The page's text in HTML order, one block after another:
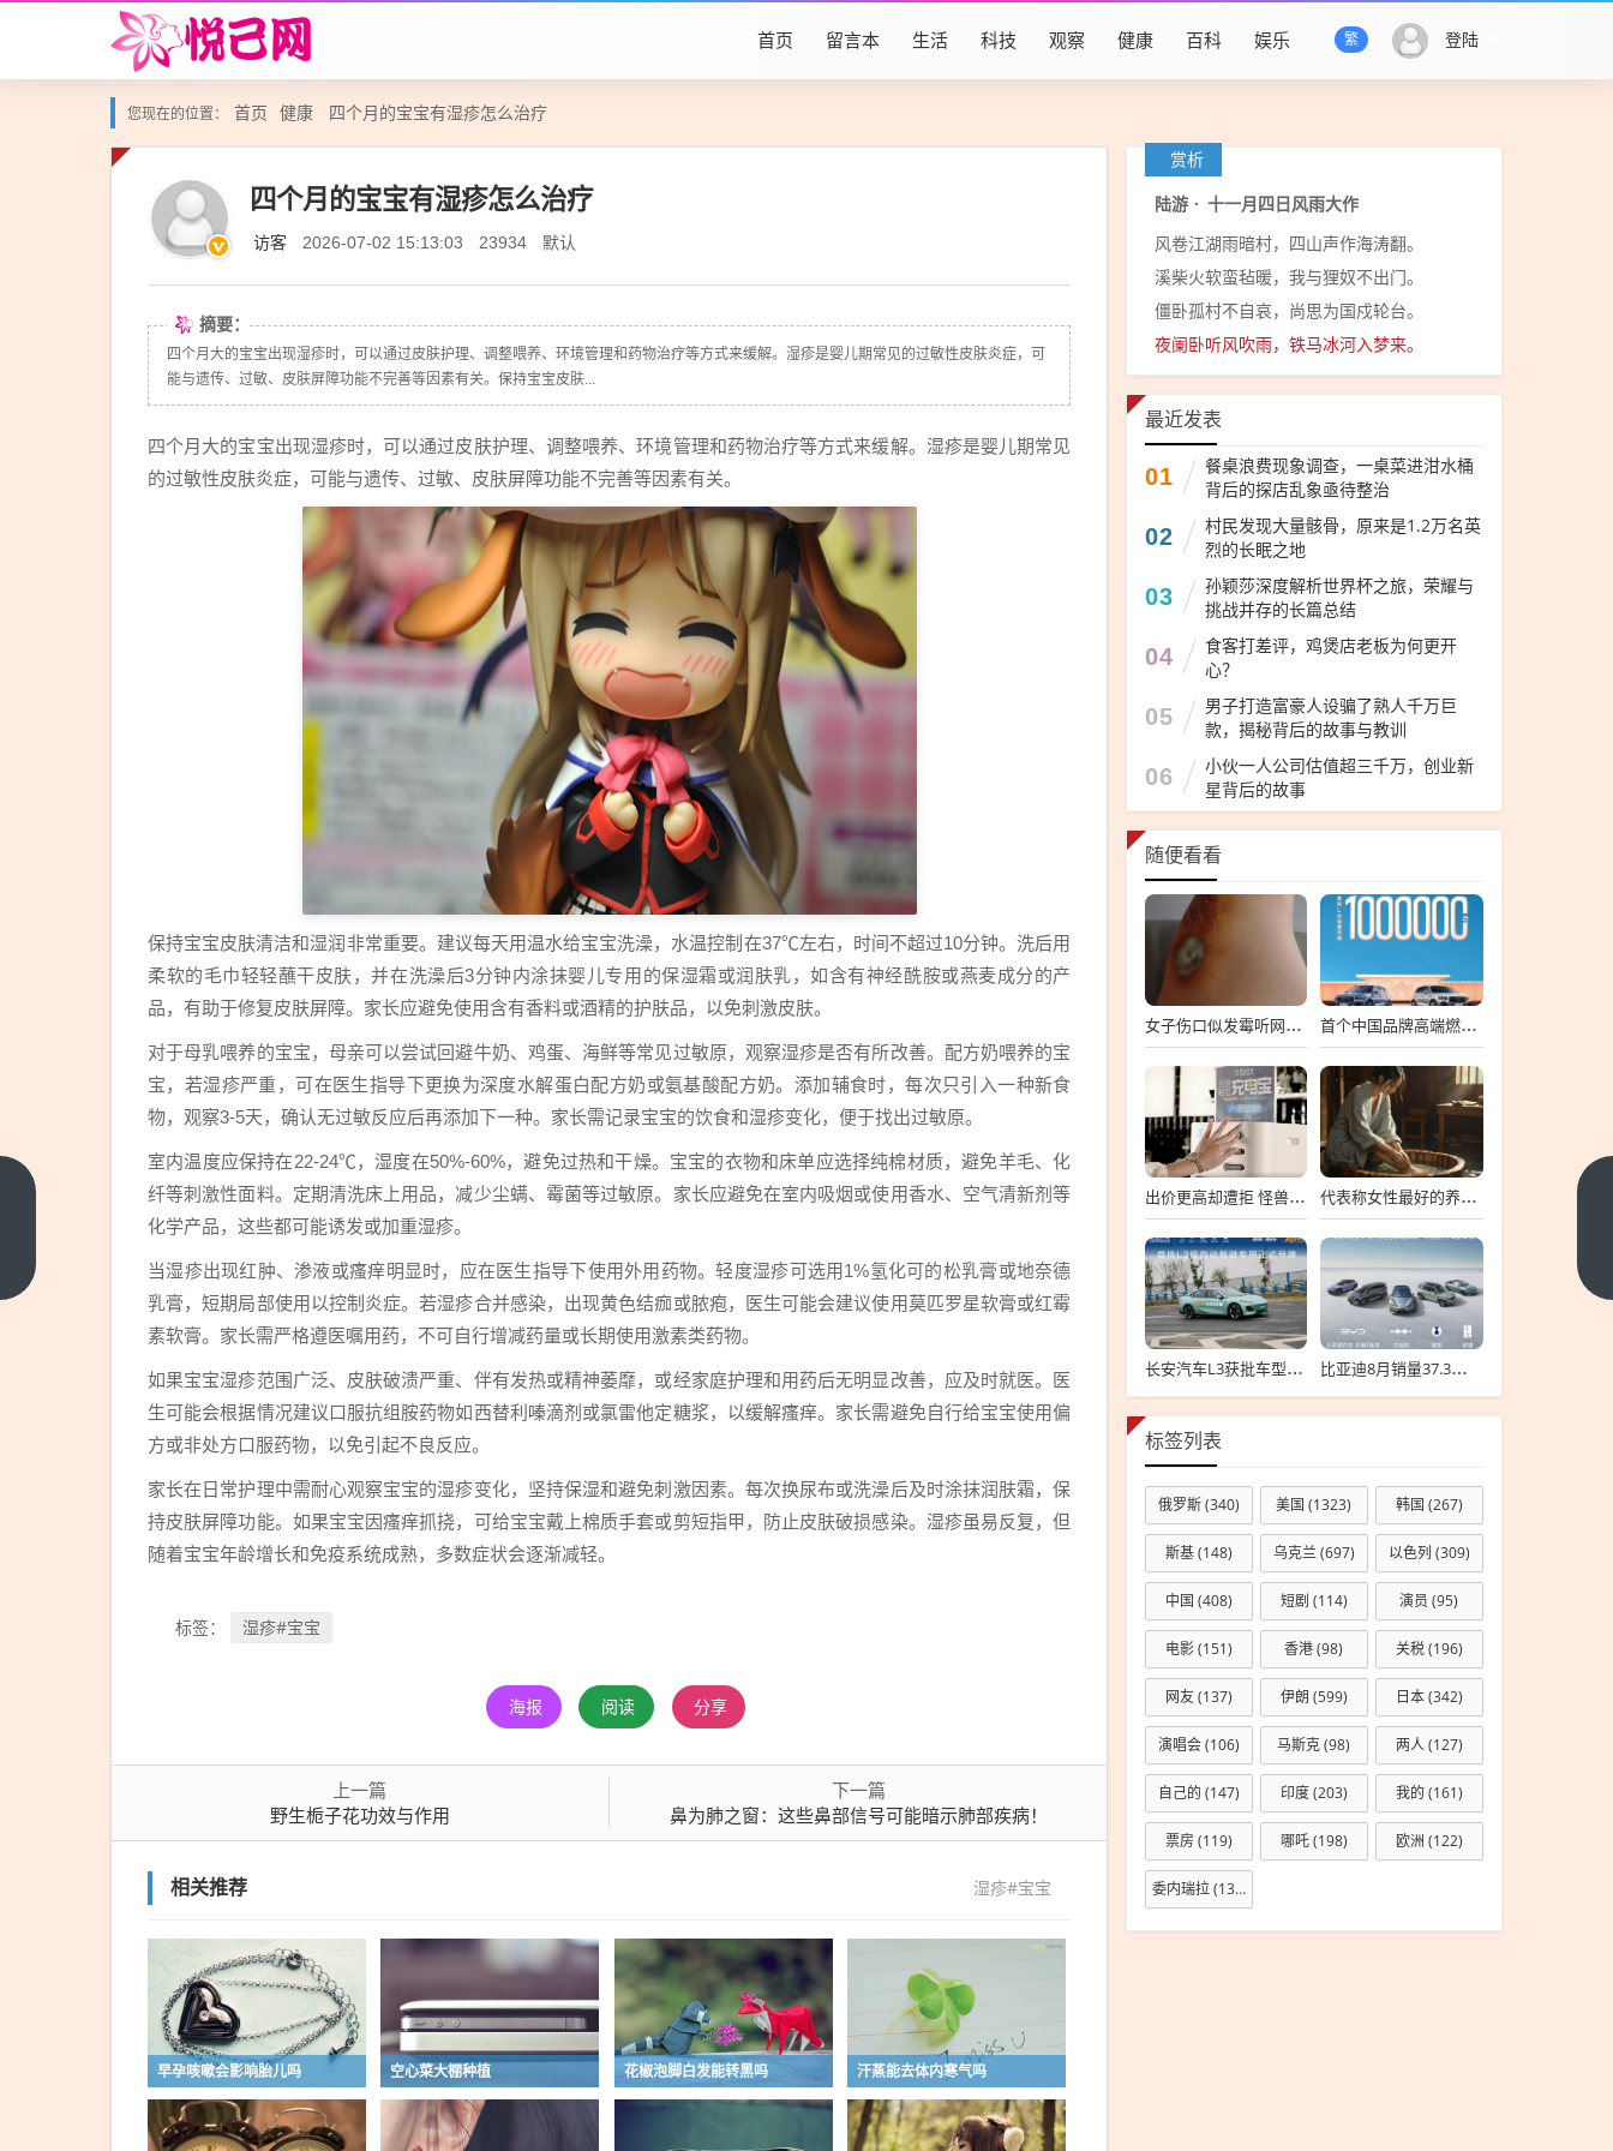
登陆
繁
首页 留言本 生活 科技 观察 健康 百科 娱乐
您现在的位置： 首页 健康 四个月的宝宝有湿疹怎么治疗
四个月的宝宝有湿疹怎么治疗
访客 2026-07-02 15:13:03 23934 默认
摘要：
四个月大的宝宝出现湿疹时，可以通过皮肤护理、调整喂养、环境管理和药物治疗等方式来缓解。湿疹是婴儿期常见的过敏性皮肤炎症，可
能与遗传、过敏、皮肤屏障功能不完善等因素有关。保持宝宝皮肤...
四个月大的宝宝出现湿疹时，可以通过皮肤护理、调整喂养、环境管理和药物治疗等方式来缓解。湿疹是婴儿期常见
的过敏性皮肤炎症，可能与遗传、过敏、皮肤屏障功能不完善等因素有关。
保持宝宝皮肤清洁和湿润非常重要。建议每天用温水给宝宝洗澡，水温控制在37℃左右，时间不超过10分钟。洗后用
柔软的毛巾轻轻蘸干皮肤，并在洗澡后3分钟内涂抹婴儿专用的保湿霜或润肤乳，如含有神经酰胺或燕麦成分的产
品，有助于修复皮肤屏障。家长应避免使用含有香料或酒精的护肤品，以免刺激皮肤。
对于母乳喂养的宝宝，母亲可以尝试回避牛奶、鸡蛋、海鲜等常见过敏原，观察湿疹是否有所改善。配方奶喂养的宝
宝，若湿疹严重，可在医生指导下更换为深度水解蛋白配方奶或氨基酸配方奶。添加辅食时，每次只引入一种新食
物，观察3-5天，确认无过敏反应后再添加下一种。家长需记录宝宝的饮食和湿疹变化，便于找出过敏原。
室内温度应保持在22-24℃，湿度在50%-60%，避免过热和干燥。宝宝的衣物和床单应选择纯棉材质，避免羊毛、化
纤等刺激性面料。定期清洗床上用品，减少尘螨、霉菌等过敏原。家长应避免在室内吸烟或使用香水、空气清新剂等
化学产品，这些都可能诱发或加重湿疹。
当湿疹出现红肿、渗液或瘙痒明显时，应在医生指导下使用外用药物。轻度湿疹可选用1%氢化可的松乳膏或地奈德
乳膏，短期局部使用以控制炎症。若湿疹合并感染，出现黄色结痂或脓疱，医生可能会建议使用莫匹罗星软膏或红霉
素软膏。家长需严格遵医嘱用药，不可自行增减药量或长期使用激素类药物。
如果宝宝湿疹范围广泛、皮肤破溃严重、伴有发热或精神萎靡，或经家庭护理和用药后无明显改善，应及时就医。医
生可能会根据情况建议口服抗组胺药物如西替利嗪滴剂或氯雷他定糖浆，以缓解瘙痒。家长需避免自行给宝宝使用偏
方或非处方口服药物，以免引起不良反应。
家长在日常护理中需耐心观察宝宝的湿疹变化，坚持保湿和避免刺激因素。每次换尿布或洗澡后及时涂抹润肤霜，保
持皮肤屏障功能。如果宝宝因瘙痒抓挠，可给宝宝戴上棉质手套或剪短指甲，防止皮肤破损感染。湿疹虽易反复，但
随着宝宝年龄增长和免疫系统成熟，多数症状会逐渐减轻。
标签： 湿疹#宝宝
海报 阅读 分享
上一篇
野生栀子花功效与作用
下一篇
鼻为肺之窗：这些鼻部信号可能暗示肺部疾病！
相关推荐 湿疹#宝宝
早孕咳嗽会影响胎儿吗 空心菜大棚种植 花椒泡脚白发能转黑吗 汗蒸能去体内寒气吗
赏析
陆游 · 十一月四日风雨大作
风卷江湖雨暗村，四山声作海涛翻。
溪柴火软蛮毡暖，我与狸奴不出门。
僵卧孤村不自哀，尚思为国戍轮台。
夜阑卧听风吹雨，铁马冰河入梦来。
最近发表
01
餐桌浪费现象调查，一桌菜进泔水桶
背后的探店乱象亟待整治
02
村民发现大量骸骨，原来是1.2万名英
烈的长眠之地
03
孙颖莎深度解析世界杯之旅，荣耀与
挑战并存的长篇总结
04
食客打差评，鸡煲店老板为何更开
心？
05
男子打造富豪人设骗了熟人千万巨
款，揭秘背后的故事与教训
06
小伙一人公司估值超三千万，创业新
星背后的故事
随便看看
女子伤口似发霉听网友劝连夜就医 属凝血过程中正常现象 首个中国品牌高端燃油SUV销冠！吉利星越L总销量破100万台
出价更高却遭拒 怪兽充电拒绝高瓴私有化要约 代表称女性最好的养生方式是保暖：可用干姜、红花、艾叶泡脚
长安汽车L3获批车型验证超500万公里：无任何违规！ 比亚迪8月销量37.3万辆！海外卖疯了 暴增146%
标签列表
俄罗斯(340) 美国 (1323) 韩国 (267)
斯基(148) 乌克兰(697) 以色列 (309)
中国 (408) 短剧 (114) 演员 (95)
电影(151) 香港(98) 关税(196)
网友(137) 伊朗 (599) 日本(342)
演唱会(106) 马斯克(98) 两人(127)
自己的 (147) 印度(203) 我的 (161)
票房 (119) 哪吒(198) 欧洲 (122)
委内瑞拉(133)